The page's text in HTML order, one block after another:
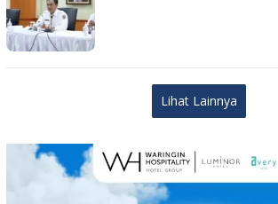
Lihat Lainnya